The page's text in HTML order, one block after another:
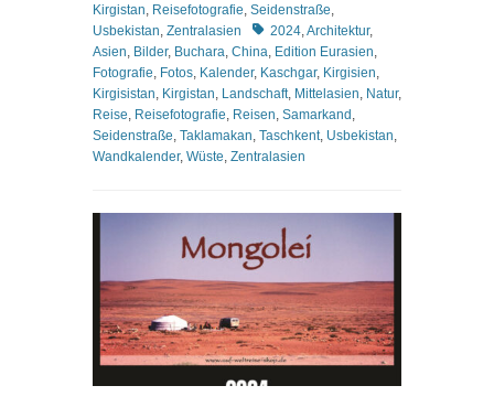
Kirgistan, Reisefotografie, Seidenstraße,
Usbekistan, Zentralasien Schlagworte
2024,Architektur,
Asien, Bilder, Buchara, China, Edition Eurasien,
Fotografie, Fotos, Kalender, Kaschgar, Kirgisien,
Kirgisistan, Kirgistan, Landschaft, Mittelasien, Natur,
Reise, Reisefotografie, Reisen, Samarkand,
Seidenstraße, Taklamakan, Taschkent, Usbekistan,
Wandkalender, Wüste, Zentralasien